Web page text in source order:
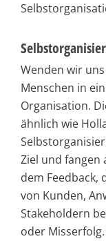
Wenden wir
Menschen in
Organisation.
ähnlich wie
Ziel und fangen
dem Feedback,
von Kunden,
Stakeholdern
oder